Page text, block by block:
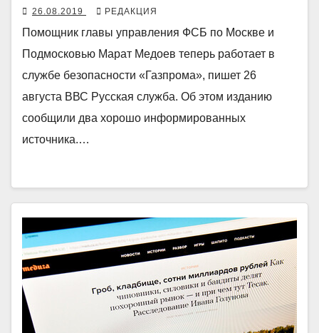
26.08.2019 РЕДАКЦИЯ
Помощник главы управления ФСБ по Москве и
Подмосковью Марат Медоев теперь работает в
службе безопасности «Газпрома», пишет 26
августа ВВС Русская служба. Об этом изданию
сообщили два хорошо информированных
источника.…